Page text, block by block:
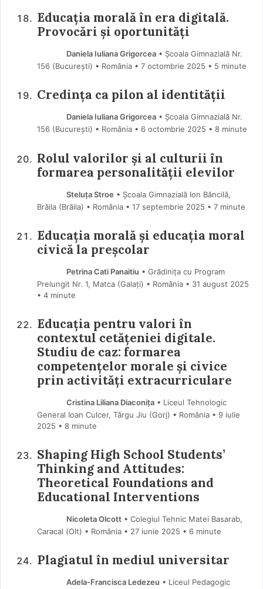
Educația morală în era digitală.
Provocări și oportunități
Daniela Iuliana Grigorcea• Școala Gimnazială Nr.
156 (Bucureşti) • România
7 octombrie 2025 • 5 minute
Credința ca pilon al identității
Daniela Iuliana Grigorcea• Școala Gimnazială Nr.
156 (Bucureşti) • România
6 octombrie 2025 • 8 minute
Rolul valorilor și al culturii în
formarea personalității elevilor
Steluța Stroe • Școala Gimnazială Ion Băncilă,
Brăila (Brăila) • România
17 septembrie 2025 • 7 minute
Educația morală și educația moral
civică la preșcolar
Petrina Cati Panaitiu • Grădinița cu Program
Prelungit Nr. 1, Matca (Galaţi) • România
31 august 2025
• 4 minute
Educația pentru valori în
contextul cetățeniei digitale.
Studiu de caz: formarea
competențelor morale și civice
prin activități extracurriculare
Cristina Liliana Diaconița• Liceul Tehnologic
General Ioan Culcer, Târgu Jiu (Gorj) • România
9 iulie
2025 • 8 minute
Shaping High School Students’
Thinking and Attitudes:
Theoretical Foundations and
Educational Interventions
Nicoleta Olcott• Colegiul Tehnic Matei Basarab,
Caracal (Olt) • România
27 iunie 2025 • 6 minute
Plagiatul în mediul universitar
Adela-Francisca Ledezeu • Liceul Pedagogic